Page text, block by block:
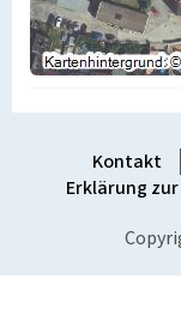
Kontakt
Erklärung